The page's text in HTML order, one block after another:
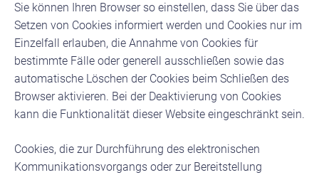
Sie können Ihren Browser so einstellen, dass Sie über das
Setzen von Cookies informiert werden und Cookies nur im
Einzelfall erlauben, die Annahme von Cookies für
bestimmte Fälle oder generell ausschließen sowie das
automatische Löschen der Cookies beim Schließen des
Browser aktivieren. Bei der Deaktivierung von Cookies
kann die Funktionalität dieser Website eingeschränkt sein.
Cookies, die zur Durchführung des elektronischen
Kommunikationsvorgangs oder zur Bereitstellung